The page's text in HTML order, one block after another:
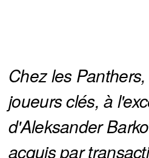
Chez les
joueurs clés, à
d'Aleksander
acquis par